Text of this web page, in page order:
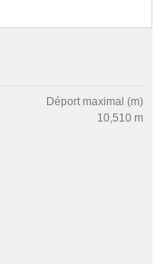
Déport maximal (m)
10,510 m